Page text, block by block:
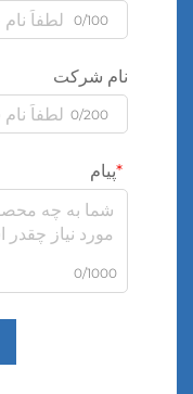
0/100
نام شرکت
0/200
پیام
0/1000